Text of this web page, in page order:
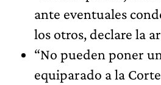
ante eventuales
los otros, declare la
“No pueden poner
equiparado a la